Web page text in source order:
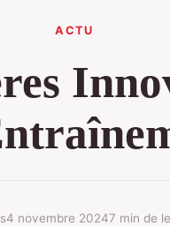
ACTU
4 novembre 20247 min de